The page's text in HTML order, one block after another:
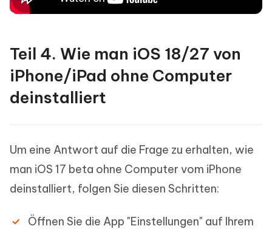
Teil 4. Wie man iOS 18/27 von
iPhone/iPad ohne Computer
deinstalliert
Um eine Antwort auf die Frage zu erhalten, wie
man iOS 17 beta ohne Computer vom iPhone
deinstalliert, folgen Sie diesen Schritten:
Öffnen Sie die App "Einstellungen" auf Ihrem